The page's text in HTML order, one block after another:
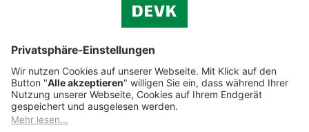
Cookie-Einstellungen
Datenschutz
Impressum